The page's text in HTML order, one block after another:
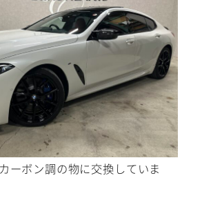
ーボン調の物に交換していま